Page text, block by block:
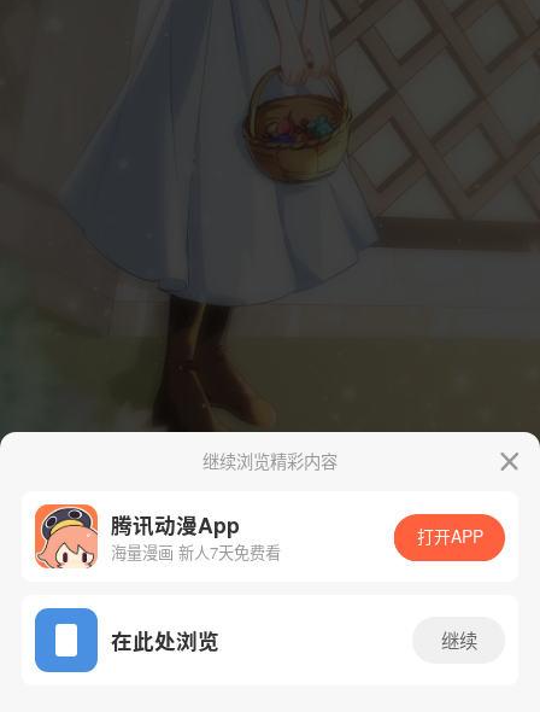
App免费看
继续浏览精彩内容
腾讯动漫App
海量漫画 新人7天免费看
打开APP
在此处浏览 继续